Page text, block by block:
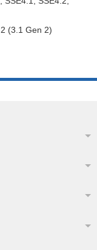
(3.1 Gen 2)